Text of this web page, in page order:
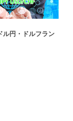
ル円・ドルフラン